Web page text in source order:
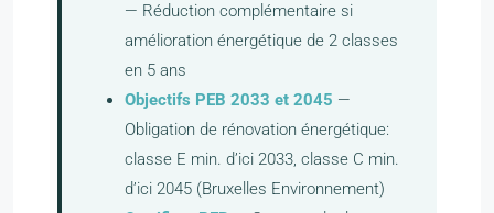
— Réduction complémentaire si
amélioration énergétique de 2 classes
en 5 ans
Objectifs PEB 2033 et 2045 —
Obligation de rénovation énergétique:
classe E min. d’ici 2033, classe C min.
d’ici 2045 (Bruxelles Environnement)